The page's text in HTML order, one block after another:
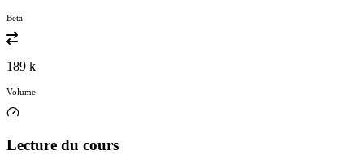
Beta
189 k
Volume
Lecture du cours